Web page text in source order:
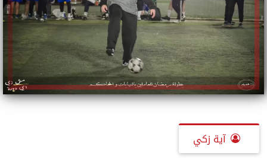
آية زكي